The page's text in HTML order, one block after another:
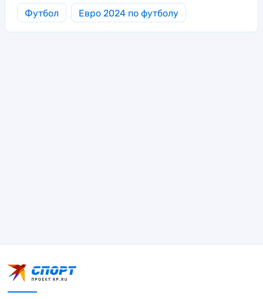
Футбол Евро 2024 по футболу